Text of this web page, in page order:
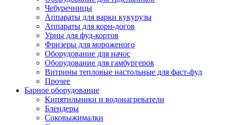
Чебуречницы
Аппараты для варки кукурузы
Аппараты для корн-догов
Урны для фуд-кортов
Фризеры для мороженого
Оборудование для начос
Оборудование для гамбургеров
Витрины тепловые настольные для фаст-фуд
Прочее
Барное оборудование
Кипятильники и водонагреватели
Блендеры
Соковыжималки